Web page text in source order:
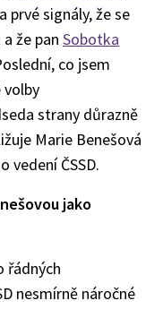
prvé signály, že se
že pan Sobotka
co jsem
volby
strany důrazně
Marie Benešová
vedení ČSSD.
jako
řádných
nesmírně náročné